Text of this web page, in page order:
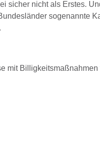
sicher nicht als Erstes.
sogenannte
mit Billigkeitsmaßnahmen